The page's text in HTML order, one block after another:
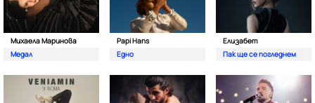
Михаела Маринова
Медал
Papi Hans
Едно
Елизабет
Пак ще се погледнем